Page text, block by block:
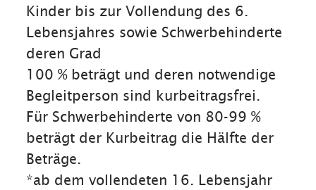
Kinder bis zur Vollendung des 6.
Lebensjahres sowie Schwerbehinderte
deren Grad
100 % beträgt und deren notwendige
Begleitperson sind kurbeitragsfrei.
Für Schwerbehinderte von 80-99 %
beträgt der Kurbeitrag die Hälfte der
Beträge.
*ab dem vollendeten 16. Lebensjahr